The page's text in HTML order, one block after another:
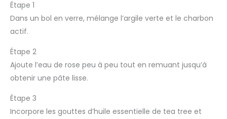
Étape 1
Dans un bol en verre, mélange l’argile verte et le charbon
actif.
Étape 2
Ajoute l’eau de rose peu à peu tout en remuant jusqu’à
obtenir une pâte lisse.
Étape 3
Incorpore les gouttes d’huile essentielle de tea tree et